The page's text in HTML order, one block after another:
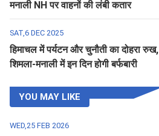
मनाली NH पर वाहनों की लंबी कतार
SAT,6 DEC 2025
हिमाचल में पर्यटन और चुनौती का दोहरा रुख,
शिमला-मनाली में इन दिन होगी बर्फबारी
YOU MAY LIKE
WED,25 FEB 2026